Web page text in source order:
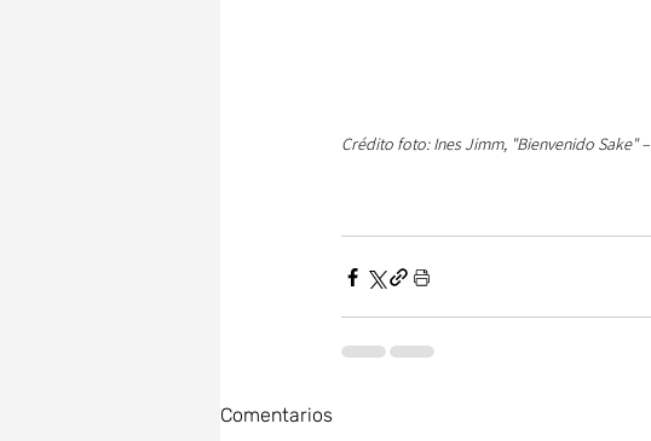
Crédito foto: Ines Jimm, "Bienvenido Sake" –
Comentarios